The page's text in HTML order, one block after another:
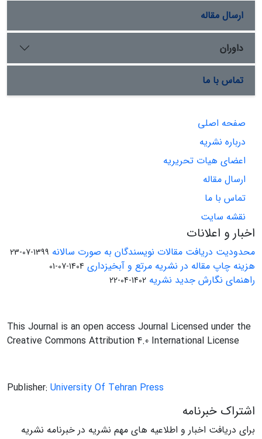
ارسال مقاله
داوران
تماس با ما
صفحه اصلی
درباره نشریه
اعضای هیات تحریریه
ارسال مقاله
تماس با ما
نقشه سایت
اخبار و اعلانات
محدودیت دریافت مقالات نویسندگان به صورت سالانه 1399-07-23
هزینه چاپ مقاله در نشریه مرتع و آبخیزداری 1404-07-01
راهنمای نگارش جدید نشریه 1402-04-22
This Journal is an open access Journal Licensed under the
Creative Commons Attribution 4.0 International License
Publisher: University Of Tehran Press
اشتراک خبرنامه
برای دریافت اخبار و اطلاعیه های مهم نشریه در خبرنامه نشریه